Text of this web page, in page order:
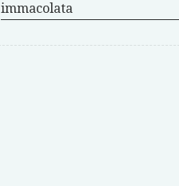
immacolata